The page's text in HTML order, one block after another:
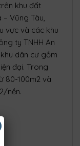
khu đất
Vũng Tàu,
vực và các khu
ty TNHH An
dân cư gồm
đại. Trong
80-100m2 và
nền.